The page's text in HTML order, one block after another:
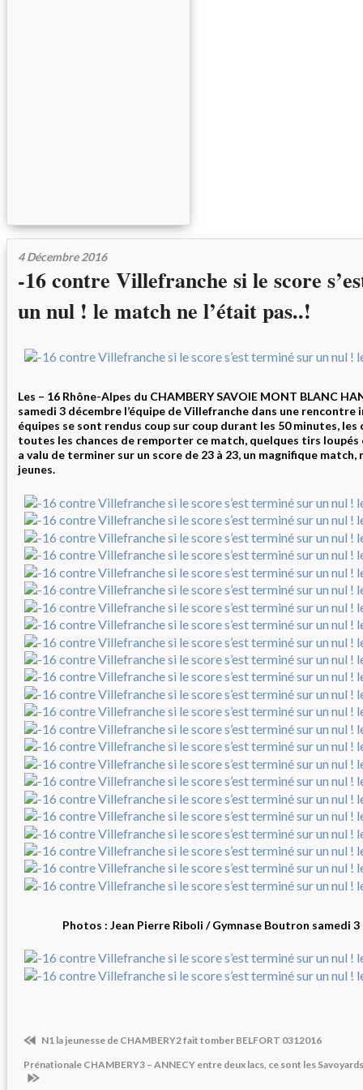
4 Décembre 2016
-16 contre Villefranche si le score
un nul ! le match ne l’était pas..!
Les – 16 Rhône-Alpes du CHAMBERY SAVOIE MONT BLANC
samedi 3 décembre l’équipe de Villefranche dans une rencontre
équipes se sont rendus coup sur coup durant les 50 minutes, les
toutes les chances de remporter ce match, quelques tirs
a valu de terminer sur un score de 23 à 23, un magnifique match,
jeunes.
Photos : Jean Pierre Riboli / Gymnase Boutron samedi
N1 la jeunesse de CHAMBERY2 fait tomber BELFORT 0312016
Prénationale CHAMBERY3 – ANNECY entre deux lacs, ce sont les